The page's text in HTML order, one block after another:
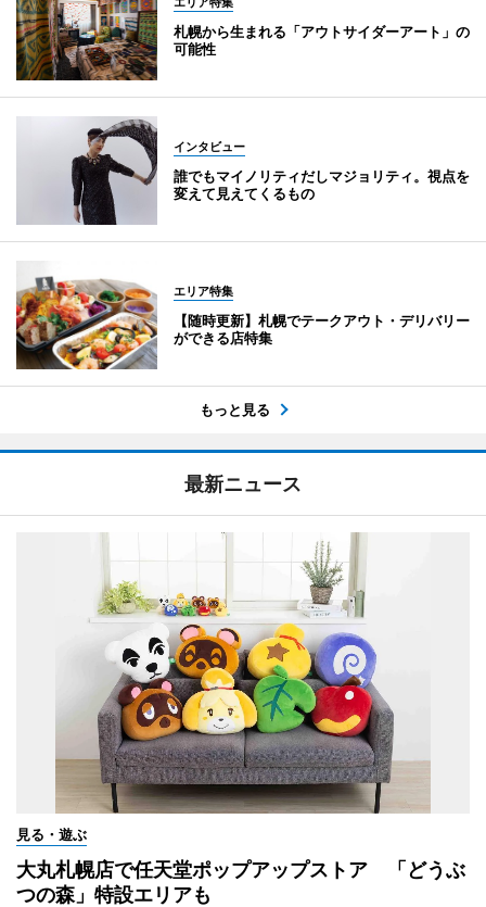
札幌から生まれる「アウトサイダーアート」の
可能性
インタビュー
誰でもマイノリティだしマジョリティ。視点を
変えて見えてくるもの
エリア特集
【随時更新】札幌でテークアウト・デリバリー
ができる店特集
もっと見る
最新ニュース
見る・遊ぶ
大丸札幌店で任天堂ポップアップストア 「どうぶ
つの森」特設エリアも